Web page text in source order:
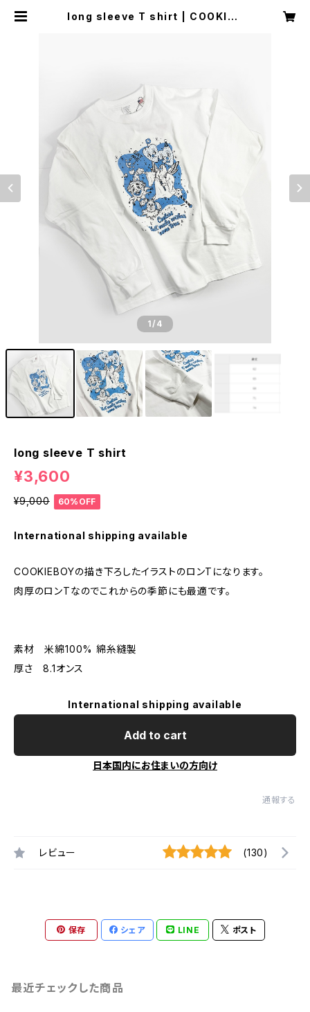
long sleeve T shirt | COOKIEB
1/4
long sleeve T shirt
¥3,600
¥9,000 60%OFF
International shipping available
COOKIEBOYの描き下ろしたイラストのロンTになります。
肉厚のロンTなのでこれからの季節にも最適です。
素材 米綿100% 綿糸縫製
厚さ 8.1オンス
International shipping available
Add to cart
日本国内にお住まいの方向け
通報する
レビュー (130)
保存 シェア LINE ポスト
最近チェックした商品